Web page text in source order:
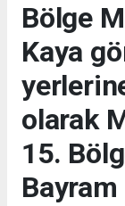
Bölge
Kaya
olarak
15.
Bayram